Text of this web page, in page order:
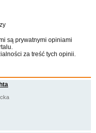
są prywatnymi opiniami
za treść tych opinii.